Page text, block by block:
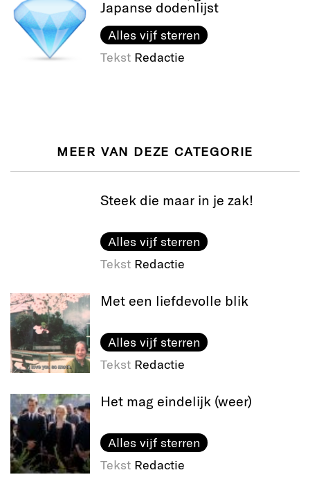
Japanse dodenlijst
Alles vijf sterren
Tekst Redactie
MEER VAN DEZE CATEGORIE
Steek die maar in je zak!
Alles vijf sterren
Tekst Redactie
Met een liefdevolle blik
Alles vijf sterren
Tekst Redactie
Het mag eindelijk (weer)
Alles vijf sterren
Tekst Redactie